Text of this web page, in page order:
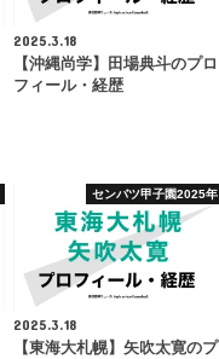
2025.3.18
【沖縄尚学】田場典斗のプロ
フィール・経歴
センバツ甲子園2025年
2025.3.18
【東海大札幌】矢吹太寛のプ